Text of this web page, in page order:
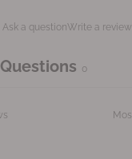
Ask a questionWrite a review
Questions 0